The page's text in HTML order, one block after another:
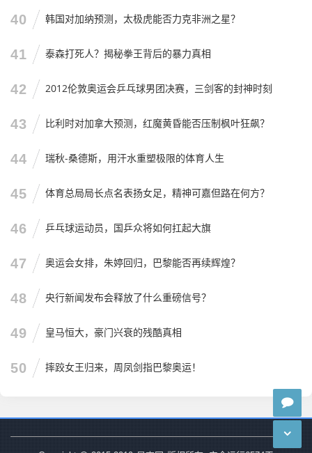
一丝光亮。
这支队伍，到底能不能给我们带来一点点——哪怕只有一点
兄弟们,咱们评论区见，不管你是悲观派还是乐观派，咱们评
论区里，接着聊。
40 韩国对加纳预测，太极虎能否力克非洲之星？
41 泰森打死人？揭秘拳王背后的暴力真相
42 2012伦敦奥运会乒乓球男团决赛，三剑客的封神时刻
43 比利时对加拿大预测，红魔黄昏能否压制枫叶狂飙？
44 瑞秋-桑德斯，用汗水重塑极限的体育人生
45 体育总局局长点名表扬女足，精神可嘉但路在何方？
46 乒乓球运动员，国乒众将如何扛起大旗
47 奥运会女排，朱婷回归，巴黎能否再续辉煌？
48 央行新闻发布会释放了什么重磅信号？
49 皇马恒大，豪门兴衰的残酷真相
50 摔跤女王归来，周凤剑指巴黎奥运！